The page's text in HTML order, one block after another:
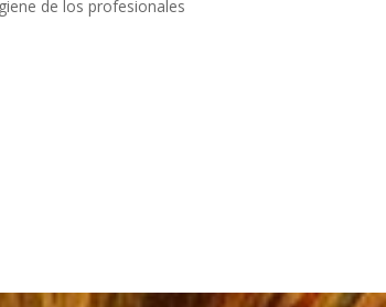
de los profesionales